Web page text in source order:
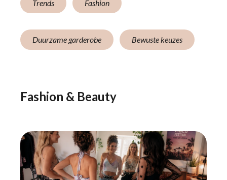
Trends Fashion
Duurzame garderobe Bewuste keuzes
Fashion & Beauty